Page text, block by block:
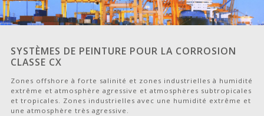
SYSTÈMES DE PEINTURE POUR LA CORROSION
CLASSE CX
Zones offshore à forte salinité et zones industrielles à humidité
extrême et atmosphère agressive et atmosphères subtropicales
et tropicales. Zones industrielles avec une humidité extrême et
une atmosphère très agressive.